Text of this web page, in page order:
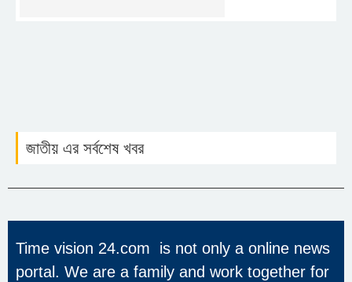
জাতীয় এর সর্বশেষ খবর
Time vision 24.com is not only a online news
portal. We are a family and work together for